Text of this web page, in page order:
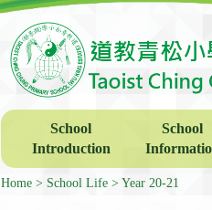
School
Introduction
School
Home School Life Year 20-21